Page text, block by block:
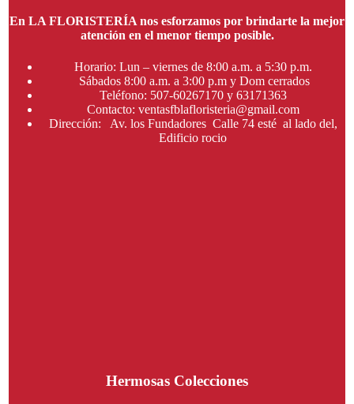
En LA FLORISTERÍA nos esforzamos por brindarte la mejor
atención en el menor tiempo posible.
Horario: Lun – viernes de 8:00 a.m. a 5:30 p.m.
Sábados 8:00 a.m. a 3:00 p.m y Dom cerrados
Teléfono: 507-60267170 y 63171363
Contacto: ventasfblafloristeria@gmail.com
Dirección: Av. los Fundadores Calle 74 esté al lado del,
Edificio rocio
Hermosas Colecciones